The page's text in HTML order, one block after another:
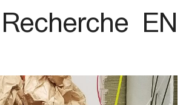
Recherche EN